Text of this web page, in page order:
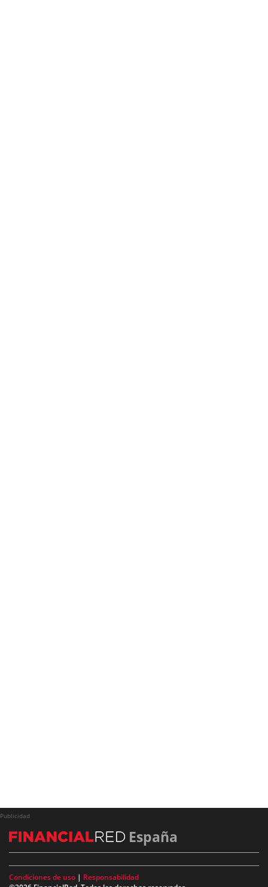
Publicidad
España
Condiciones de uso | Responsabilidad